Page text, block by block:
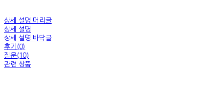
상세 설명 머리글
상세 설명
상세 설명 바닥글
후기(0)
질문(10)
관련 상품